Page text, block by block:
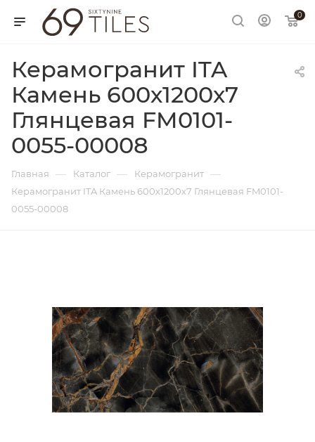
0
Керамогранит ITA
Камень 600х1200х7
Глянцевая FM0101-
0055-00008
Главная — Каталог — Керамогранит —
Керамогранит ITA Камень 600х1200х7 Глянцевая FM0101-
0055-00008